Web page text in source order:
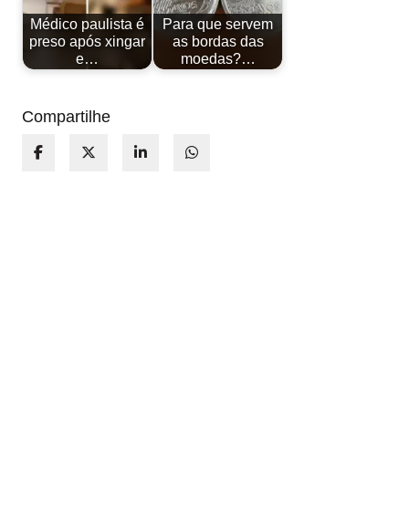
Médico paulista é
preso após xingar
e…
Para que servem
as bordas das
moedas?…
Compartilhe